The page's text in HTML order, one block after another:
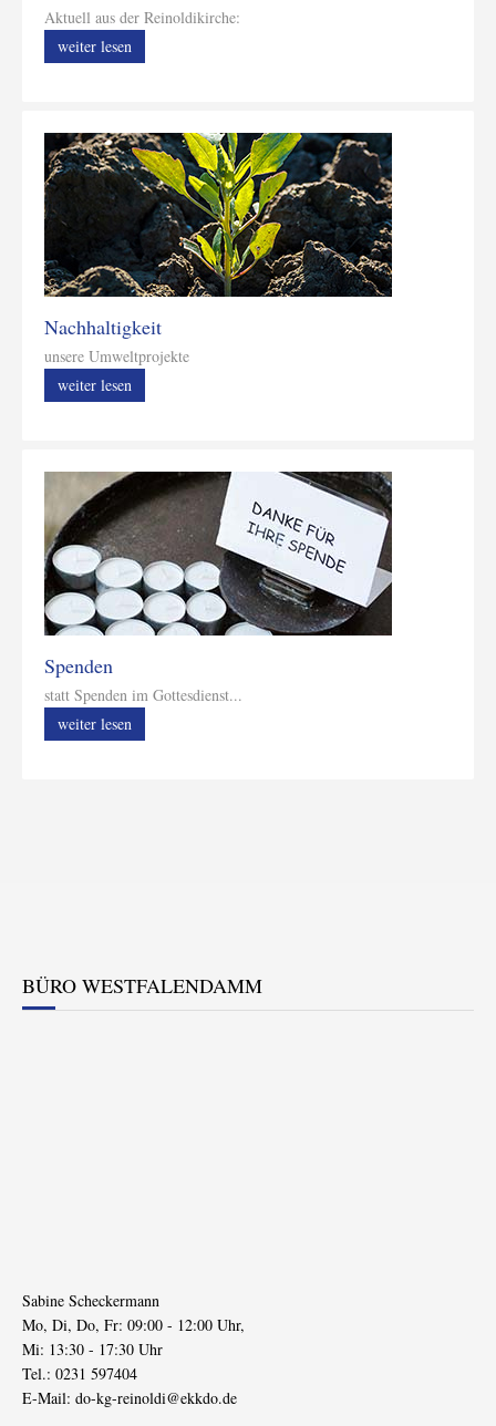
Aktuell aus der Reinoldikirche:
weiter lesen
Nachhaltigkeit
unsere Umweltprojekte
weiter lesen
Spenden
statt Spenden im Gottesdienst...
weiter lesen
BÜRO WESTFALENDAMM
Sabine Scheckermann
Mo, Di, Do, Fr: 09:00 - 12:00 Uhr,
Mi: 13:30 - 17:30 Uhr
Tel.: 0231 597404
E-Mail: do-kg-reinoldi@ekkdo.de